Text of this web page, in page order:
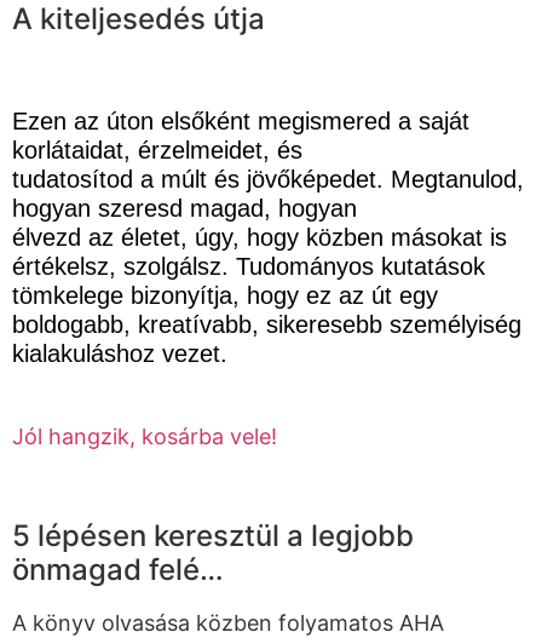
A kiteljesedés útja
Ezen az úton elsőként megismered a saját
korlátaidat, érzelmeidet, és
tudatosítod a múlt és jövőképedet. Megtanulod,
hogyan szeresd magad, hogyan
élvezd az életet, úgy, hogy közben másokat is
értékelsz, szolgálsz. Tudományos kutatások
tömkelege bizonyítja, hogy ez az út egy
boldogabb, kreatívabb, sikeresebb személyiség
kialakuláshoz vezet.
Jól hangzik, kosárba vele!
5 lépésen keresztül a legjobb
önmagad felé…
A könyv olvasása közben folyamatos AHA